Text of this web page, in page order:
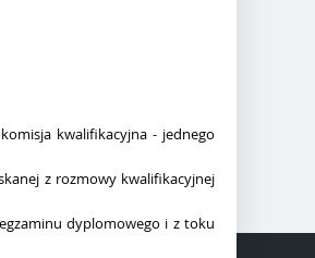
kwalifikacyjna - jednego
z rozmowy kwalifikacyjnej
dyplomowego i z toku